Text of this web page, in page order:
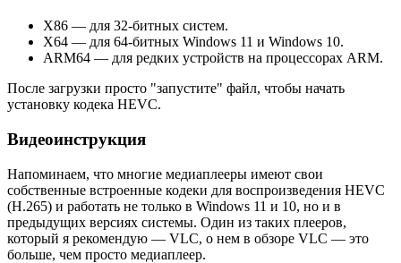
X86 — для 32-битных систем.
X64 — для 64-битных Windows 11 и Windows 10.
ARM64 — для редких устройств на процессорах ARM.
После загрузки просто "запустите" файл, чтобы начать
установку кодека HEVC.
Видеоинструкция
Напоминаем, что многие медиаплееры имеют свои
собственные встроенные кодеки для воспроизведения HEVC
(H.265) и работать не только в Windows 11 и 10, но и в
предыдущих версиях системы. Один из таких плееров,
который я рекомендую — VLC, о нем в обзоре VLC — это
больше, чем просто медиаплеер.